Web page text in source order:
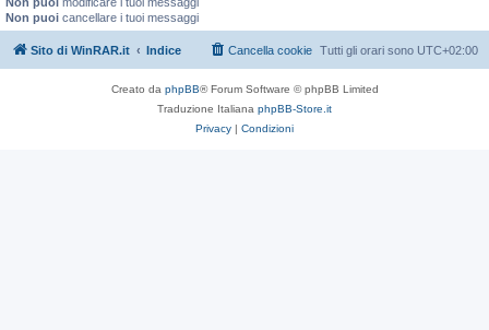
Non puoi cancellare i tuoi messaggi
Sito di WinRAR.it Indice Tutti gli orari sono UTC+02:00
Cancella cookie
Creato da phpBB® Forum Software © phpBB Limited
Traduzione Italiana phpBB-Store.it
Privacy | Condizioni